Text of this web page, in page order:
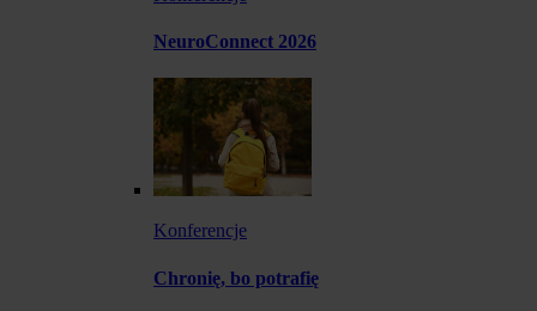
NeuroConnect 2026
Konferencje
Chronię, bo potrafię